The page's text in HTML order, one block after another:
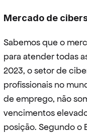
Mercado de
Sabemos que o
para atender todas
2023, o setor de
profissionais no
de emprego, não
vencimentos
posição. Segundo o